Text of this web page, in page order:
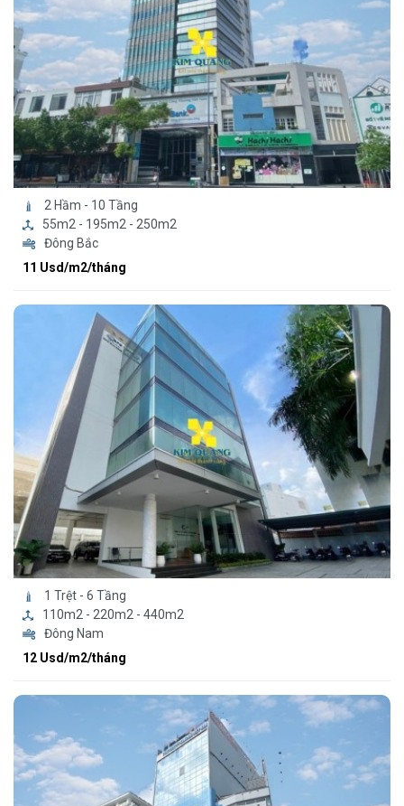
2 Hầm - 10 Tầng
55m2 - 195m2 - 250m2
Đông Bắc
11 Usd/m2/tháng
1 Trệt - 6 Tầng
110m2 - 220m2 - 440m2
Đông Nam
12 Usd/m2/tháng